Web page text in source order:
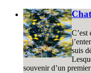
C’est
suis
souvenir d’un